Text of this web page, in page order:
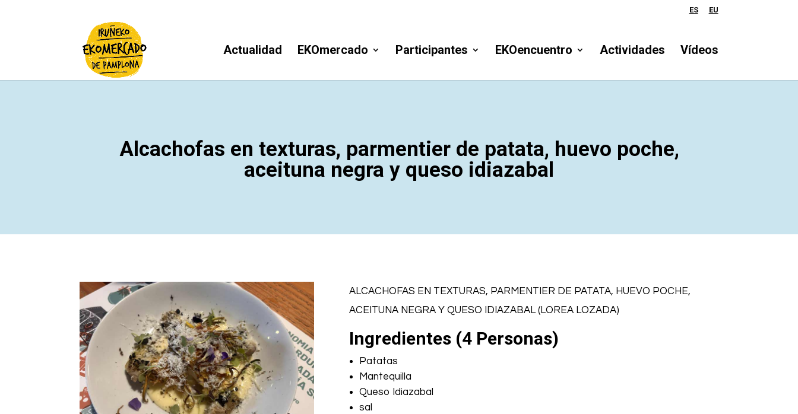
ES EU
Actualidad EKOmercado Participantes EKOencuentro Actividades Vídeos
Alcachofas en texturas, parmentier de patata, huevo poche,
aceituna negra y queso idiazabal
ALCACHOFAS EN TEXTURAS, PARMENTIER DE PATATA, HUEVO POCHE,
ACEITUNA NEGRA Y QUESO IDIAZABAL (LOREA LOZADA)
Ingredientes (4 Personas)
Patatas
Mantequilla
Queso Idiazabal
sal